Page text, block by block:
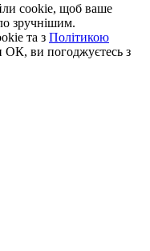
cookie, щоб ваше
зручнішим.
та з Політикою
ОК, ви погоджуєтесь з